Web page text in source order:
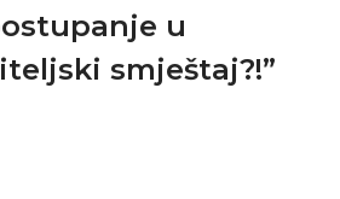
u
smještaj?!”